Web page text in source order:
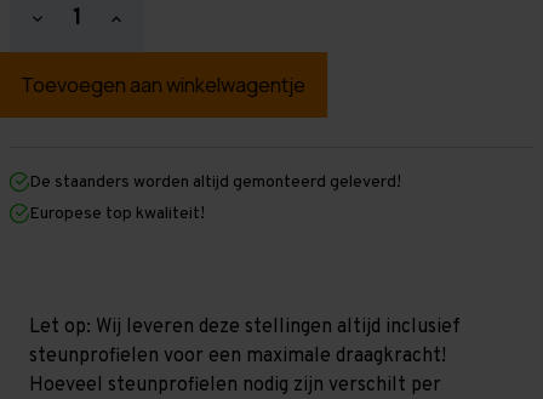
Hoeveelheid
verlagen
Grootvakstelling
mm
mm
x
1.000
niveaus
Hoeveelheid
verhogen
Grootvakstelling
mm
mm
1.000
niveaus
De staanders worden altijd gemonteerd geleverd!
Europese top kwaliteit!
Let op: Wij leveren deze stellingen altijd inclusief
steunprofielen voor een maximale draagkracht!
Hoeveel steunprofielen nodig zijn verschilt per